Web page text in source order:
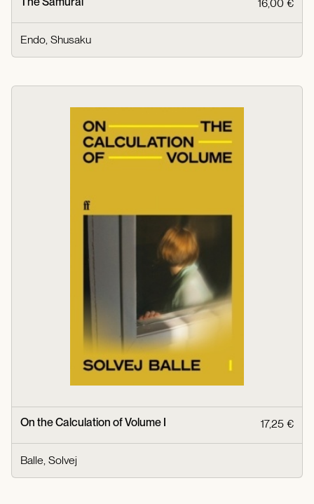
16,00 €
Endo, Shusaku
On the Calculation of Volume I 17,25 €
Balle, Solvej